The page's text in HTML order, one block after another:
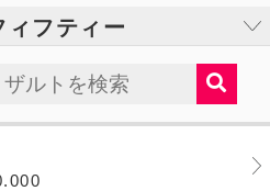
フティー